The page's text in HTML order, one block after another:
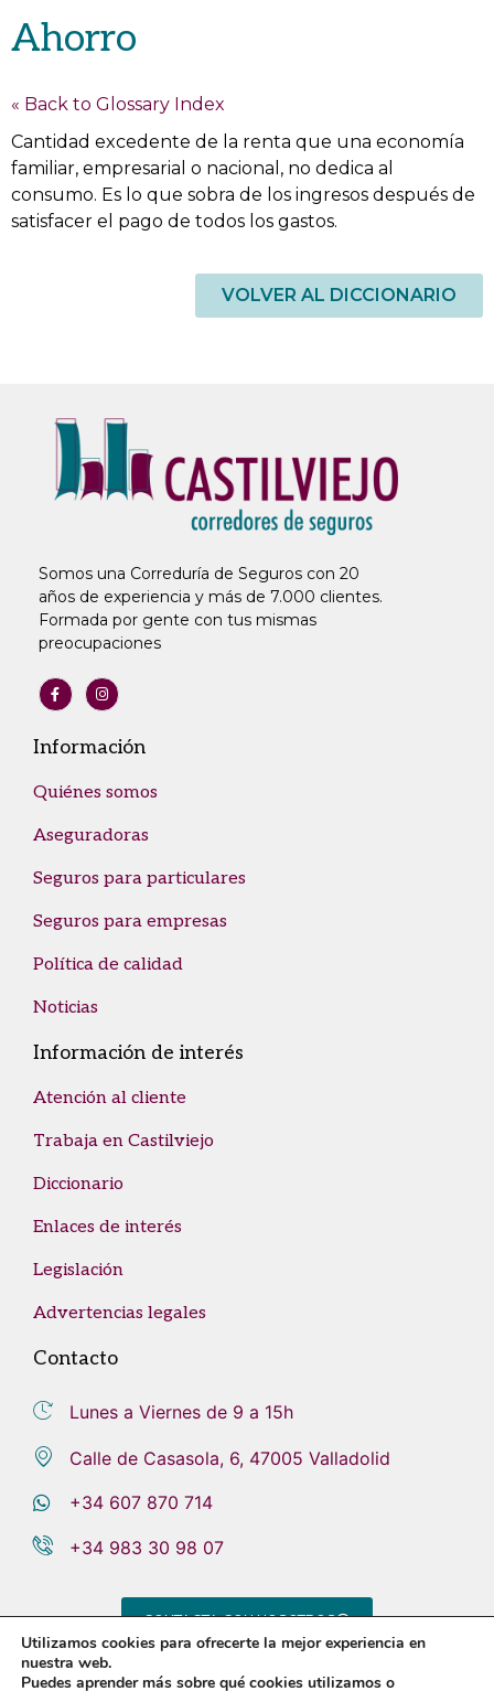
Ahorro
« Back to Glossary Index
Cantidad excedente de la renta que una economía
familiar, empresarial o nacional, no dedica al
consumo. Es lo que sobra de los ingresos después de
satisfacer el pago de todos los gastos.
VOLVER AL DICCIONARIO
Somos una Correduría de Seguros con 20
años de experiencia y más de 7.000 clientes.
Formada por gente con tus mismas
preocupaciones
Información
Quiénes somos
Aseguradoras
Seguros para particulares
Seguros para empresas
Política de calidad
Noticias
Información de interés
Atención al cliente
Trabaja en Castilviejo
Diccionario
Enlaces de interés
Legislación
Advertencias legales
Contacto
Lunes a Viernes de 9 a 15h
Calle de Casasola, 6, 47005 Valladolid
+34 607 870 714
+34 983 30 98 07
CONTACTA CON NOSOTROS
Utilizamos cookies para ofrecerte la mejor experiencia en
nuestra web.
Puedes aprender más sobre qué cookies utilizamos o